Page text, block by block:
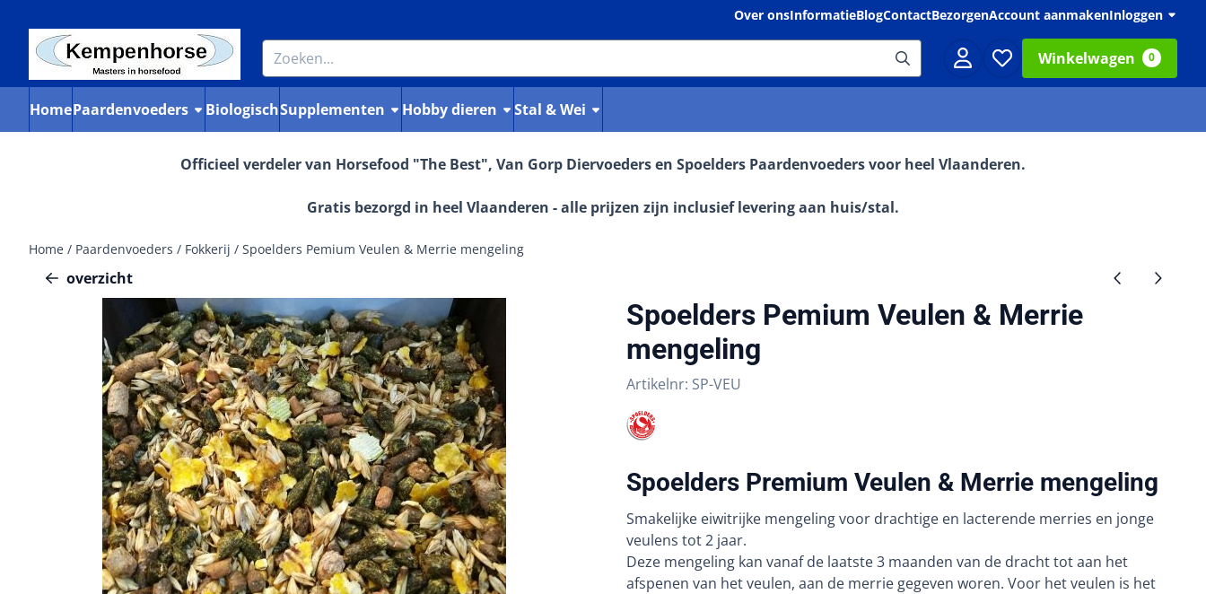
Over onsInformatieBlogContactBezorgenAccount aanmakenInloggen
Zoeken Winkelwagen 0
HomePaardenvoeders BiologischSupplementen Hobby dieren Stal & Wei
Officieel verdeler van Horsefood "The Best", Van Gorp Diervoeders en Spoelders Paardenvoeders voor heel Vlaanderen.
Gratis bezorgd in heel Vlaanderen - alle prijzen zijn inclusief levering aan huis/stal.
Home / Paardenvoeders / Fokkerij / Spoelders Pemium Veulen & Merrie mengeling
overzicht
Spoelders Pemium Veulen & Merrie
mengeling
Artikelnr: SP-VEU
Spoelders Premium Veulen & Merrie mengeling
Smakelijke eiwitrijke mengeling voor drachtige en lacterende merries en jonge
veulens tot 2 jaar.
Deze mengeling kan vanaf de laatste 3 maanden van de dracht tot aan het
afspenen van het veulen, aan de merrie gegeven woren. Voor het veulen is het